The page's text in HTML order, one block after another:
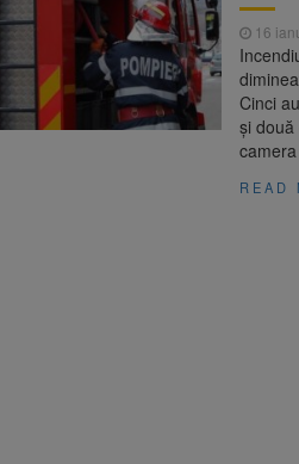
6 august 2026
Înalta
procesul
6 august 2026
16
Cinci
și două
READ